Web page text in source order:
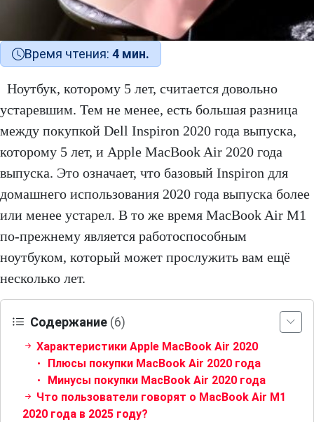
Время чтения: 4 мин.
Ноутбук, которому 5 лет, считается довольно
устаревшим. Тем не менее, есть большая разница
между покупкой Dell Inspiron 2020 года выпуска,
которому 5 лет, и Apple MacBook Air 2020 года
выпуска. Это означает, что базовый Inspiron для
домашнего использования 2020 года выпуска более
или менее устарел. В то же время MacBook Air M1
по-прежнему является работоспособным
ноутбуком, который может прослужить вам ещё
несколько лет.
Содержание (6)
Характеристики Apple MacBook Air 2020
Плюсы покупки MacBook Air 2020 года
Минусы покупки MacBook Air 2020 года
Что пользователи говорят о MacBook Air M1
2020 года в 2025 году?